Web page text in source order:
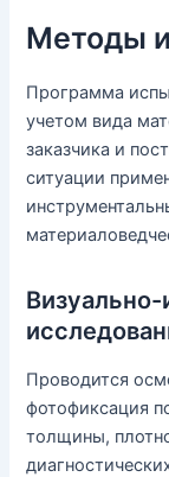
Методы
Программа
учетом вида
заказчика и
ситуации
Проводится
фотофиксация
толщины,